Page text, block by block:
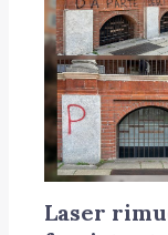
Laser